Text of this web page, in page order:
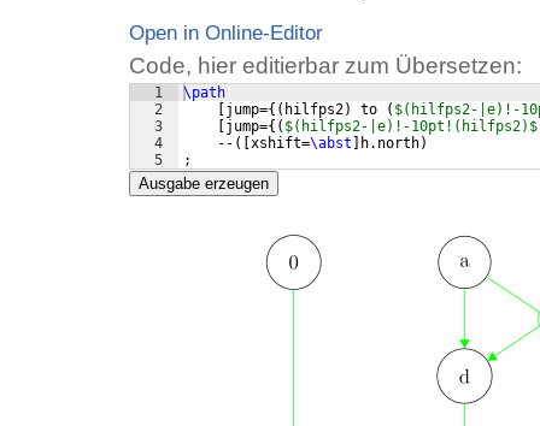
Open in Online-Editor
Code, hier editierbar zum Übersetzen:
1
2
3
4
5
\path
jump={( hilfps2) to ( $(hilfps2-|e)!-
jump={( $(hilfps2-|e)!-10pt!(hilfps2)$
    --
([ xshift=\abst h.north)
;
Ausgabe erzeugen